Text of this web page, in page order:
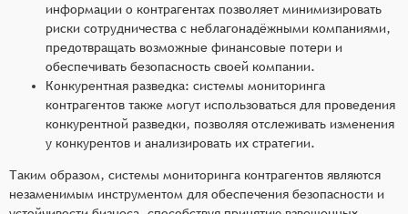
информации о контрагентах позволяет минимизировать
риски сотрудничества с неблагонадёжными компаниями,
предотвращать возможные финансовые потери и
обеспечивать безопасность своей компании.
Конкурентная разведка: системы мониторинга
контрагентов также могут использоваться для проведения
конкурентной разведки, позволяя отслеживать изменения
у конкурентов и анализировать их стратегии.
Таким образом, системы мониторинга контрагентов являются
незаменимым инструментом для обеспечения безопасности и